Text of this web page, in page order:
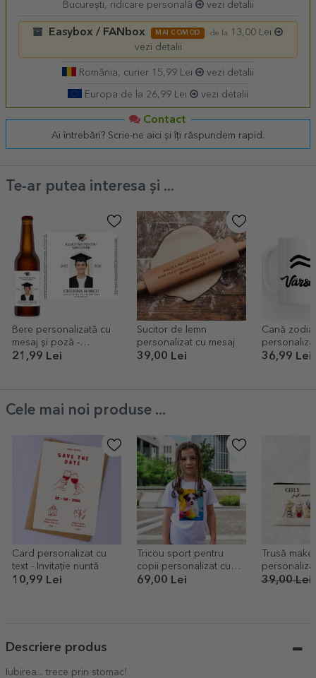
București, ridicare personală vezi detalii
Easybox / FANbox MAI COMOD de la
13,00 Lei
vezi detalii
România, curier 15,99 Lei vezi detalii
Europa de la 26,99 Lei vezi detalii
Contact
Ai întrebări? Scrie-ne aici și îți răspundem rapid.
Te-ar putea interesa și ...
Bere personalizată cu
mesaj și poză -
Absolvire
21,99 Lei
Sucitor de lemn
personalizat cu mesaj
39,00 Lei
Cană
și text -
36,99 Lei
Cele mai noi produse ...
Card personalizat cu
text - Invitație nuntă
10,99 Lei
Tricou sport pentru
copii personalizat cu
poză portret
69,00 Lei
Trusă
Summer
39,00 Lei
Descriere produs
Iubirea... trece prin stomac!